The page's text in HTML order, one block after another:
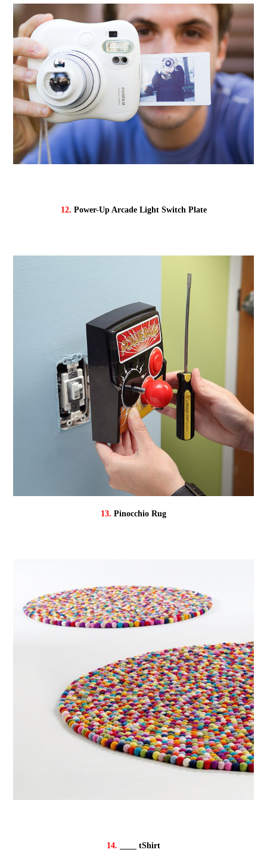
12. Power-Up Arcade Light Switch Plate
13. Pinocchio Rug
14. ____ tShirt